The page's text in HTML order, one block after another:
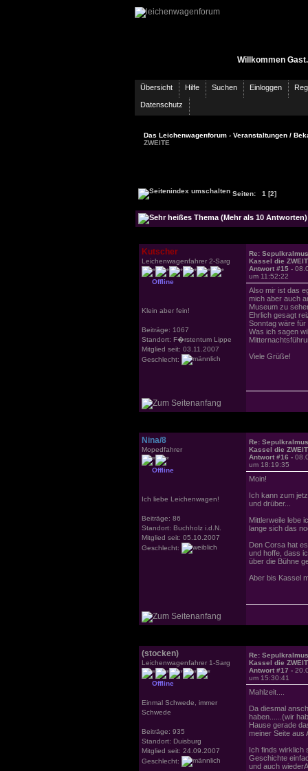
Willkommen
Übersicht Hilfe Suchen Einloggen
Datenschutz
Das Leichenwagenforum › Veranstaltungen /
ZWEITE
Seiten: 1 [2]
Kutscher
Leichenwagenfahrer 2-Sarg
Offline
Klein aber fein!
Beiträge: 1067
Standort: F�rstentum Lippe
Mitglied seit: 03.11.2007
Geschlecht:
Re:
Kassel die
Antwort #15 -
um 11:52:22
Also mir ist das
mich aber auch
Museum zu
Ehrlich gesagt
Sonntag wäre
Was ich sagen
Viele Grüße!
Nina/8
Mopedfahrer
Offline
Ich liebe Leichenwagen!
Beiträge: 86
Standort: Buchholz i.d.N.
Mitglied seit: 05.10.2007
Geschlecht:
Re:
Kassel die
Antwort #16 -
um 18:19:35
Moin!
Ich kann zum
und drüber...
Mittlerweile lebe
lange sich das
Den Corsa hat
und hoffe, dass
über die Bühne
Aber bis Kassel
(stocken)
Leichenwagenfahrer 1-Sarg
Offline
Einmal Schwede, immer
Schwede
Beiträge: 935
Standort: Duisburg
Mitglied seit: 24.09.2007
Geschlecht:
Re:
Kassel die
Antwort #17 -
um 15:30:41
Mahlzeit....
Da diesmal
haben......(wir
Hause gerade
meiner Seite aus
Ich finds wirklich
Geschichte
und auch